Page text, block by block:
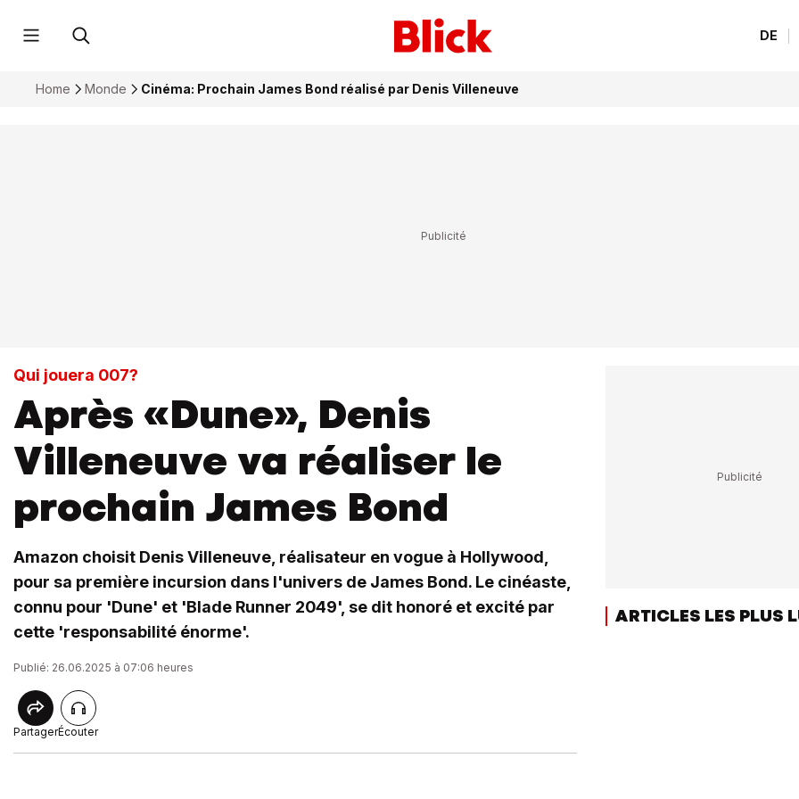
DE
Home Monde Cinéma: Prochain James Bond réalisé par Denis Villeneuve
Qui jouera 007?
Après «Dune», Denis
Villeneuve va réaliser le
prochain James Bond
Amazon choisit Denis Villeneuve, réalisateur en vogue à Hollywood,
pour sa première incursion dans l'univers de James Bond. Le cinéaste,
connu pour 'Dune' et 'Blade Runner 2049', se dit honoré et excité par
cette 'responsabilité énorme'.
Publié: 26.06.2025 à 07:06 heures
PartagerÉcouter
ARTICLES LES PLUS